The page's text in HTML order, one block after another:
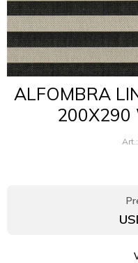
ALFOMBRA
200X290